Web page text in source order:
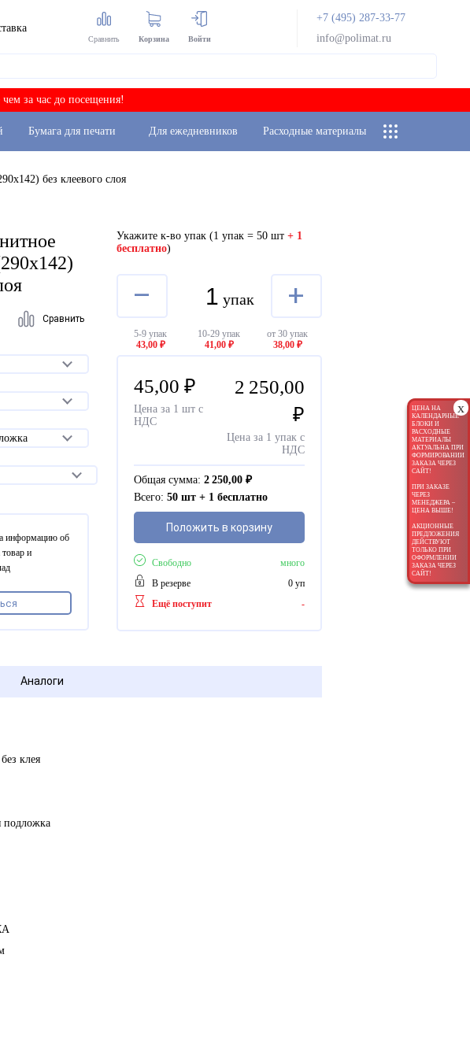
Сравнить Корзина Войти
+7 (495) 287-33-77
info@polimat.ru
чем за час до посещения!
Бумага для печати Для ежедневников Расходные материалы
x
ЦЕНА НА
КАЛЕНДАРНЫЕ
БЛОКИ И
РАСХОДНЫЕ
МАТЕРИАЛЫ
АКТУАЛЬНА ПРИ
ФОРМИРОВАНИИ
ЗАКАЗА ЧЕРЕЗ
САЙТ!
ПРИ ЗАКАЗЕ
ЧЕРЕЗ
МЕНЕДЖЕРА –
ЦЕНА ВЫШЕ!
АКЦИОННЫЕ
ПРЕДЛОЖЕНИЯ
ДЕЙСТВУЮТ
ТОЛЬКО ПРИ
ОФОРМЛЕНИИ
ЗАКАЗА ЧЕРЕЗ
САЙТ!
без клеевого слоя
Сравнить
Укажите к-во упак(1 упак = 50 шт + 1
бесплатно)
– упак +
5-9 упак
43,00 ₽
10-29 упак
41,00 ₽
от 30 упак
38,00 ₽
45,00 ₽
Цена за 1 шт с
НДС
2 250,00
₽
Цена за 1 упак с
НДС
Общая сумма: 2 250,00₽
Всего: 50 шт + 1 бесплатно
Положить в корзину
Свободно
много
В резерве
0 уп
Ещё поступит
-
информацию об
и
Аналоги
клея
подложка